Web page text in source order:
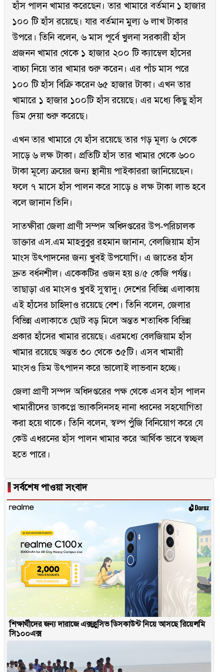
হাঁস পালন খামার করেছেন। তার খামারে বর্তমান ১ হাজার
১০০ টি হাঁস রয়েছে। যার বর্তমান মুল্য ৬ লাখ টাকার
উপরে। তিনি বলেন, ৬ মাস পূর্বে খুলনা সরকারী হাঁস
প্রজনন খামার থেকে ১ হাজার ২০০ টি ক্যাম্বেল হাঁসের
বাচ্চা নিয়ে তার খামার শুরু করেন। এর পাঁচ মাস পরে
১০০ টি হাঁস বিক্রি করেন ৬৫ হাজার টাকা। এখন তার
খামারে ১ হাজার ১০০টি হাঁস রয়েছে। এর মধ্যে কিছু হাঁস
ডিম দেয়া শুরু করেছে।
এখন তার খামারে যে হাঁস রয়েছে তার গড় মূল্য ৬ থেকে
সাড়ে ৬ লক্ষ টাকা। প্রতিটি হাঁস তার খামার থেকে ৬০০
টাকা মূল্যে ক্রয়ের জন্য স্থানীয় পাইকাররা জানিয়েছেন।
ফলে ৭ মাসে হাঁস পালন করে সাড়ে ৪ লক্ষ টাকা লাভ হবে
বলে জানান তিনি।
সাতক্ষীরা জেলা প্রাণী সম্পদ অধিদপ্তরের উপ-পরিচালক
ডাক্তার এস.এম মাহবুবুর রহমান জানান, বেলজিয়াম হাঁস
মাংস উৎপাদনের জন্য খুবই উপযোগি। এ জাতের হাঁস
দ্রুত বর্ধনশীল। একেকটির ওজন হয় ৪/৫ কেজি পর্যন্ত।
তাছাড়া এর মাংসও খুবই সুস্বাদু। দেশের বিভিন্ন এলাকায়
এই হাঁসের চাহিদাও রয়েছে বেশ। তিনি বলেন, জেলার
বিভিন্ন এলাকাতে ছোট বড় মিলে অন্তত শতাধিক বিভিন্ন
প্রকার হাঁসের খামার রয়েছে। এরমধ্যে বেলজিয়াম হাঁস
খামার রয়েছে অন্তত ৩০ থেকে ৩৫টি। এসব খামারী
মাংসও ডিম উৎপাদন করে ভালোই লাভবান হচ্ছে।
জেলা প্রাণী সম্পদ অধিদপ্তরের পক্ষ থেকে এসব হাঁস পালন
খামারীদের ডাকপ্লে ভ্যাকসিনসহ নানা ধরনের সহযোগিতা
করা হয়ে থাকে। তিনি বলেন, স্বল্প পুঁজি বিনিয়োগ করে যে
কেউ এধরনের হাঁস পালন খামার করে আর্থিক ভাবে স্বচ্ছল
হতে পারে।
▐সর্বশেষ পাওয়া সংবাদ
শিক্ষার্থীদের জন্য দারাজে এক্সক্লুসিভ ডিসকাউন্ট নিয়ে আসছে রিয়েলমি
সি১০০এক্স